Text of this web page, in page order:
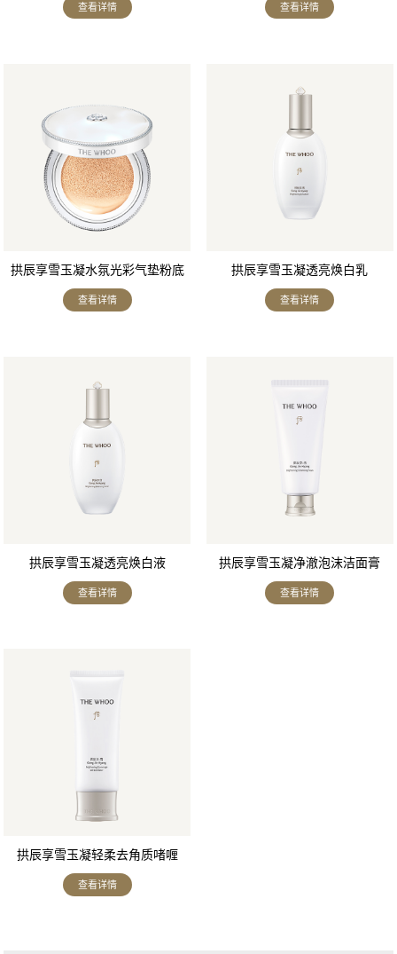
查看详情 查看详情
拱辰享雪玉凝水氛光彩气垫粉底
液
查看详情
拱辰享雪玉凝透亮焕白乳
查看详情
拱辰享雪玉凝透亮焕白液
查看详情
拱辰享雪玉凝净澈泡沫洁面膏
查看详情
拱辰享雪玉凝轻柔去角质啫喱
查看详情